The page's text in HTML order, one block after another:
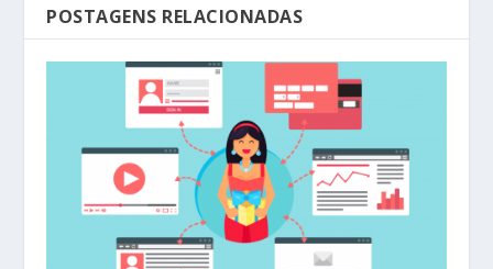
POSTAGENS RELACIONADAS